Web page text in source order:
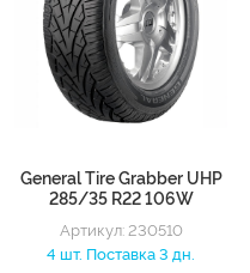
General Tire Grabber UHP
285/35 R22 106W
Артикул: 230510
4 шт. Поставка 3 дн.